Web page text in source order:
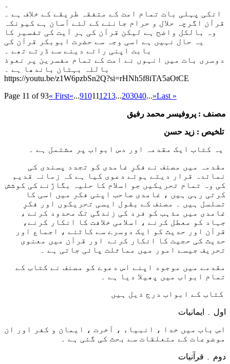
انکی پہلی بات تمام امت کے متفقہ طریقے کے خلاف ہے ۔
قرآن اگرچہ حلال و حرام جاننے کے لئے آسان ہے کیونکہ
وہ بالکل واضح ہے لیکن قرآن کی ہر آیت کی تفسیر کا
یہ حال نہیں ہے اسی وجہ سے حضرت ابوبکر قرآن کی
بابت اپنی رائے دینے سے ڈرتے تھے ۔
دوسری بات میں انہوں نے امت کے تمام مفسرین پر نعوذ
باللہ بہتان باندھا ہے ۔
https://youtu.be/z1W6pzbSn2Q?si=rHNh5f8iTA5aOtCE
Page 11 of 93« First«...910111213...203040...»Last »
مصنف : پروفیسر محمد رفیق
تلخیص : زید حسن
مقدمہ میں مصنف نے فکرِ غامدی کو تجدد پسندی کی
نمائدہ قرار دیتے ہوئے دعوی کیا ہے کہ زمانہ قدیم
کی وہ تمام تحریکیں جو اسلام کا حلیہ بگاڑنے کی کوشش
کرتی رہی ہیں ، غامدی صاحب اپنی فکر میں اسی کا
تسلسل ہیں ۔ مصنف کے بقول ایسی تحریکوں اور فکرِ
غامدی میں مذہب کو فرد کی زندگی تک محدود کرنے ،
جہاد کو معطل کرنے ، اسلامی خلافت کا انکار کرنے،
قرآن اور حدیث کو ایک دوسرے سے کاٹنے ، اجماع اور
حدیث کی حجیت کا انکار کرنے اور قرآن میں معنوی
تحریف جیسے امور میں مماثلت پائی جاتی ہے ۔
مقدمے میں موجود اپنے اس دعوے کو مصنف نے کتاب کے
تمام ابواب میں پھیلا دیا ہے ۔
اول ۔ ایمانیات
اس باب میں خدا ، انبیاء ، آخرت ، ایمان و کفر اور ان
موضوعات کے متعلقات سے بحث کی گئی ہے ۔
دوم ۔ قرآنیات